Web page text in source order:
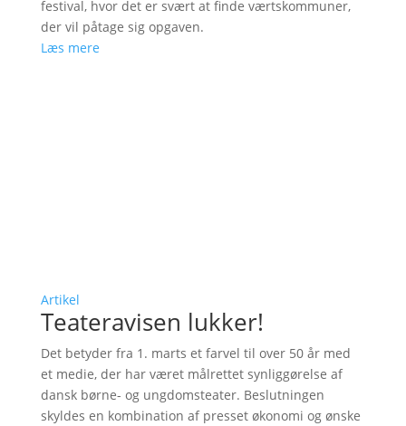
festival, hvor det er svært at finde værtskommuner,
der vil påtage sig opgaven.
Læs mere
Artikel
Teateravisen lukker!
Det betyder fra 1. marts et farvel til over 50 år med
et medie, der har været målrettet synliggørelse af
dansk børne- og ungdomsteater. Beslutningen
skyldes en kombination af presset økonomi og ønske